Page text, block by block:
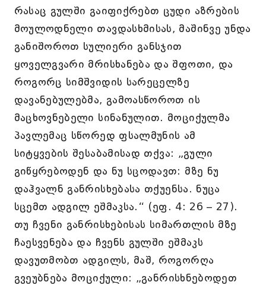
რასაც გულში გაიფიქრებთ ცუდი აზრების
მოულოდნელი თავდასხმისას, მაშინვე უნდა
განიშოროთ სულიერი განსჯით
ყოველგვარი მრისხანება და შფოთი, და
როგორც სიმშვიდის სარეცელზე
დავანებულებმა, გამოასწოროთ ის
მაცხოვნებელი სინანულით. მოციქულმა
პავლემაც სწორედ ფსალმუნის ამ
სიტყვების შესაბამისად თქვა: „გული
გიწყრებოდენ და ნუ სცოდავთ: მზე ნუ
დაჰვალნ განრისხებასა თქუენსა. ნუცა
სცემთ ადგილ ეშმაკსა.“ (ეფ. 4: 26 – 27).
თუ ჩვენი განრისხებისას სიმართლის მზე
ჩაესვენება და ჩვენს გულში ეშმაკს
დავუთმობთ ადგილს, მაშ, როგორღა
გვეუბნება მოციქული: „განრისხნებოდეთ